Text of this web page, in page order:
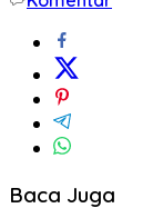
Baca Juga